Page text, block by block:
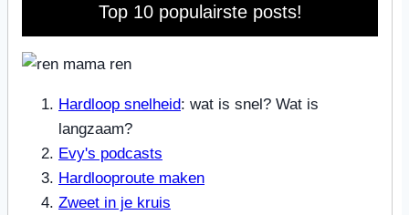
Top 10 populairste posts!
Hardloop snelheid: wat is snel? Wat is
langzaam?
Evy's podcasts
Hardlooproute maken
Zweet in je kruis